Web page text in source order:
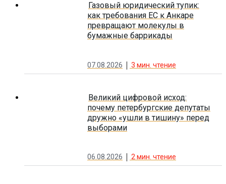
Газовый юридический тупик:
как требования ЕС к Анкаре
превращают молекулы в
бумажные баррикады
07.08.2026 3 мин. чтение
Великий цифровой исход:
почему петербургские депутаты
дружно «ушли в тишину» перед
выборами
06.08.2026 2 мин. чтение